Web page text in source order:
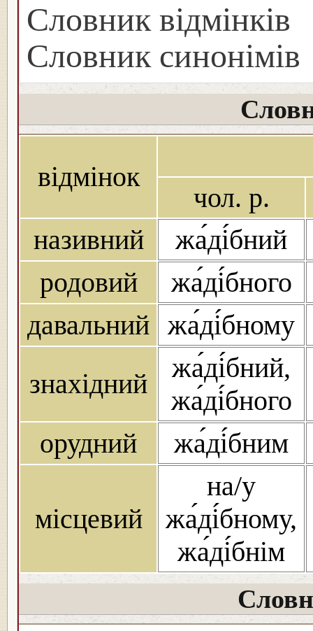
Словник відмінків
Словник синонімів
відмінок
чол. р.
називний
жа́ді́бний
родовий
жа́ді́бного
давальний жа́ді́бному
знахідний
жа́ді́бний,
жа́ді́бного
орудний
жа́ді́бним
місцевий
на/у
жа́ді́бному,
жа́ді́бнім